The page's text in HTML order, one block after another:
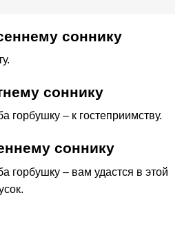
соннику
соннику
горбушку – к гостеприимству.
соннику
горбушку – вам удастся в этой